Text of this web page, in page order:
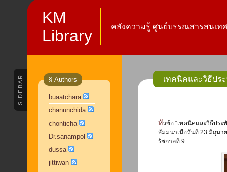
KM
Library
คลังความรู้ ศูนย์บรรณสารสนเท
SIDEBAR § Authors
buaatchara
chanunchida
chonticha
Dr.sanampol
dussa
jittiwan
เทคนิคและวิธีปร
หัวข้อ “เทคนิคและวิธีประพันธ์บทความวิชาการและบทความวิจัย เพื่อการเผยแพร่ความรู้” เป็นหัวข้อในการ
สัมมนาเมื่อวันที่ 23 มิถุนา
รัชกาลที่ 9